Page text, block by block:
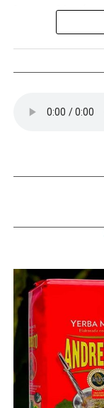
Lautaro
anotó su primer
dentro del área
una segunda
patada en la
asistencia de
minutos, tras un
Fuente: